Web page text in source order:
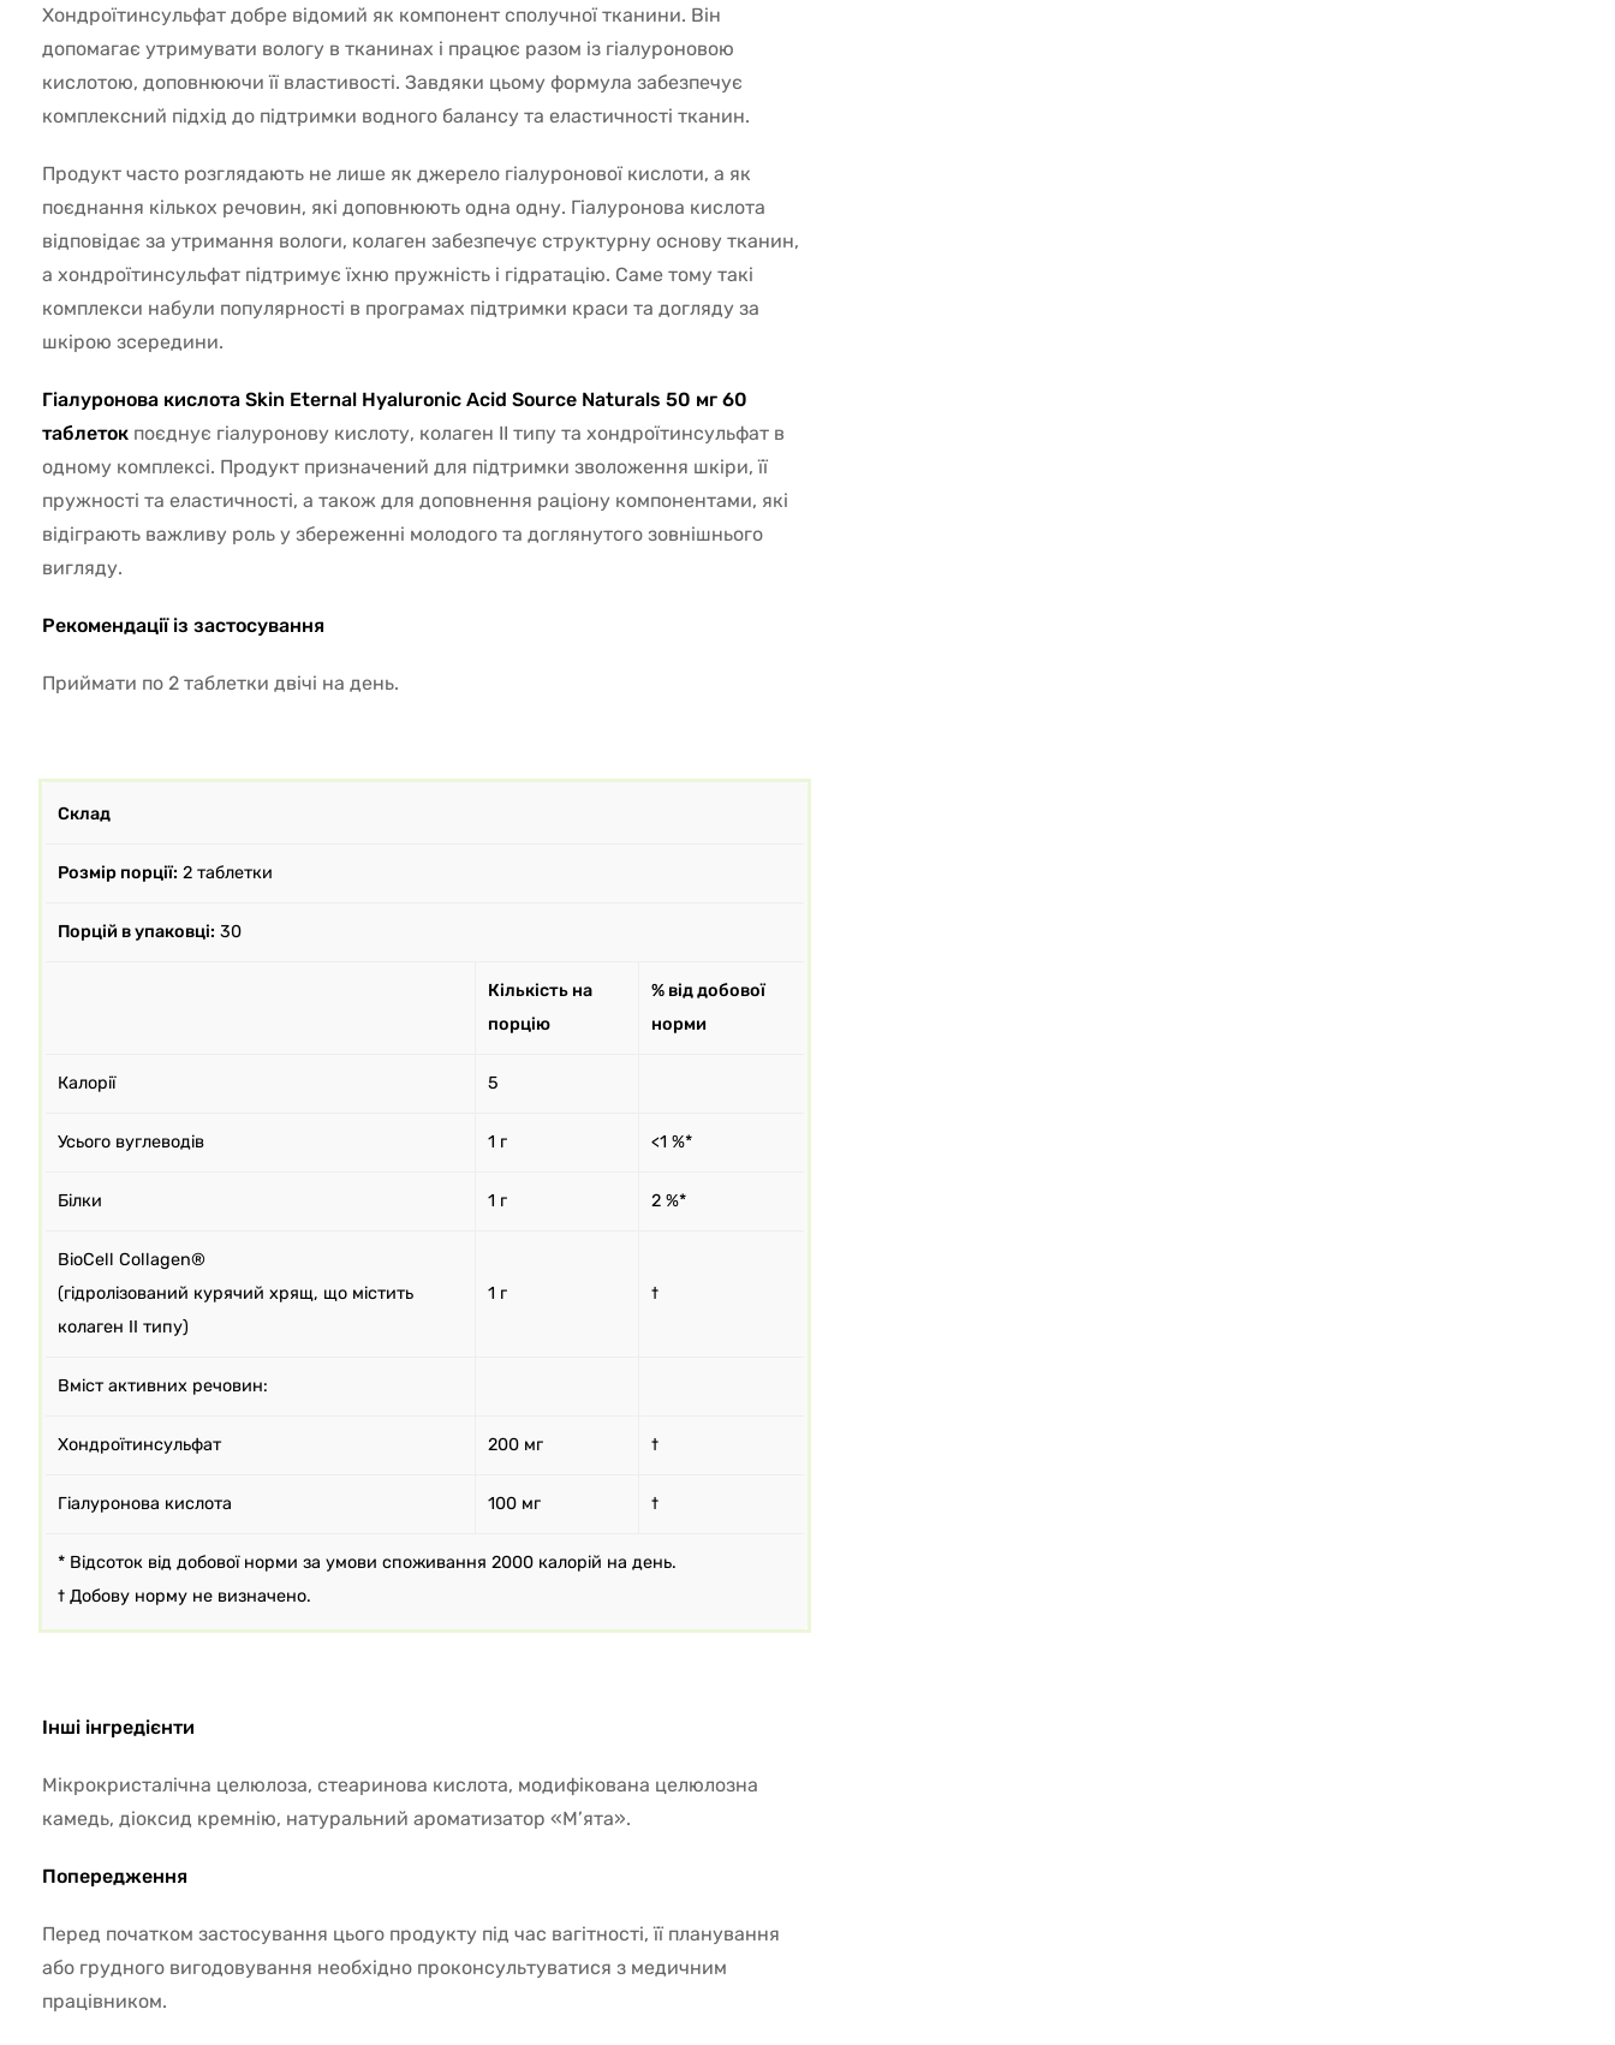
Хондроїтинсульфат добре відомий як компонент сполучної тканини. Він
допомагає утримувати вологу в тканинах і працює разом із гіалуроновою
кислотою, доповнюючи її властивості. Завдяки цьому формула забезпечує
комплексний підхід до підтримки водного балансу та еластичності тканин.
Продукт часто розглядають не лише як джерело гіалуронової кислоти, а як
поєднання кількох речовин, які доповнюють одна одну. Гіалуронова кислота
відповідає за утримання вологи, колаген забезпечує структурну основу тканин,
а хондроїтинсульфат підтримує їхню пружність і гідратацію. Саме тому такі
комплекси набули популярності в програмах підтримки краси та догляду за
шкірою зсередини.
Гіалуронова кислота Skin Eternal Hyaluronic Acid Source Naturals 50 мг 60
таблеток поєднує гіалуронову кислоту, колаген II типу та хондроїтинсульфат в
одному комплексі. Продукт призначений для підтримки зволоження шкіри, її
пружності та еластичності, а також для доповнення раціону компонентами, які
відіграють важливу роль у збереженні молодого та доглянутого зовнішнього
вигляду.
Рекомендації із застосування
Приймати по 2 таблетки двічі на день.
Склад
Розмір порції: 2 таблетки
Порцій в упаковці: 30
Кількість на
порцію
% від добової
норми
Калорії 5
Усього вуглеводів 1 г <1 %*
Білки 1 г 2 %*
BioCell Collagen®
(гідролізований курячий хрящ, що містить
колаген II типу)
1 г †
Вміст активних речовин:
Хондроїтинсульфат 200 мг †
Гіалуронова кислота 100 мг †
* Відсоток від добової норми за умови споживання 2000 калорій на день.
† Добову норму не визначено.
Інші інгредієнти
Мікрокристалічна целюлоза, стеаринова кислота, модифікована целюлозна
камедь, діоксид кремнію, натуральний ароматизатор «М’ята».
Попередження
Перед початком застосування цього продукту під час вагітності, її планування
або грудного вигодовування необхідно проконсультуватися з медичним
працівником.